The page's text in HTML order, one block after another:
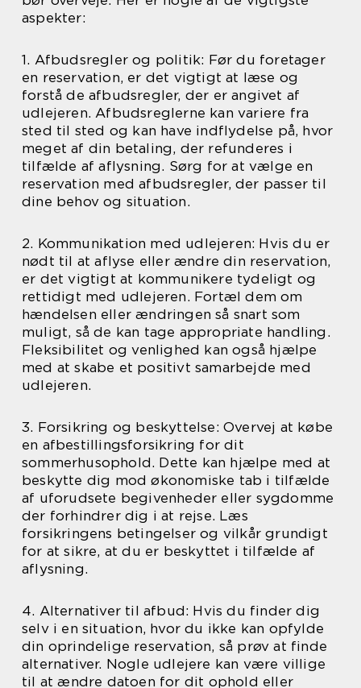
aspekter:
1. Afbudsregler og politik: Før du foretager
en reservation, er det vigtigt at læse og
forstå de afbudsregler, der er angivet af
udlejeren. Afbudsreglerne kan variere fra
sted til sted og kan have indflydelse på, hvor
meget af din betaling, der refunderes i
tilfælde af aflysning. Sørg for at vælge en
reservation med afbudsregler, der passer til
dine behov og situation.
2. Kommunikation med udlejeren: Hvis du er
nødt til at aflyse eller ændre din reservation,
er det vigtigt at kommunikere tydeligt og
rettidigt med udlejeren. Fortæl dem om
hændelsen eller ændringen så snart som
muligt, så de kan tage appropriate handling.
Fleksibilitet og venlighed kan også hjælpe
med at skabe et positivt samarbejde med
udlejeren.
3. Forsikring og beskyttelse: Overvej at købe
en afbestillingsforsikring for dit
sommerhusophold. Dette kan hjælpe med at
beskytte dig mod økonomiske tab i tilfælde
af uforudsete begivenheder eller sygdomme
der forhindrer dig i at rejse. Læs
forsikringens betingelser og vilkår grundigt
for at sikre, at du er beskyttet i tilfælde af
aflysning.
4. Alternativer til afbud: Hvis du finder dig
selv i en situation, hvor du ikke kan opfylde
din oprindelige reservation, så prøv at finde
alternativer. Nogle udlejere kan være villige
til at ændre datoen for dit ophold eller